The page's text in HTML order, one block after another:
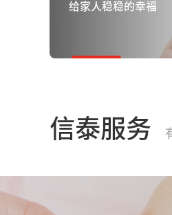
给家人稳稳的幸福
信泰服务